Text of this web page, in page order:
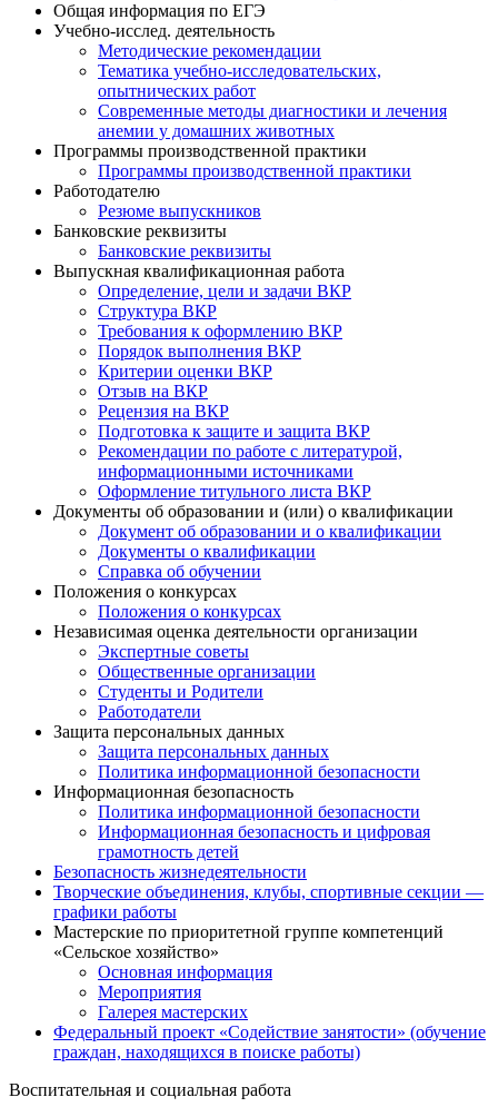
Общая информация по ЕГЭ
Учебно-исслед. деятельность
Методические рекомендации
Тематика учебно-исследовательских,
опытнических работ
Современные методы диагностики и лечения
анемии у домашних животных
Программы производственной практики
Программы производственной практики
Работодателю
Резюме выпускников
Банковские реквизиты
Банковские реквизиты
Выпускная квалификационная работа
Определение, цели и задачи ВКР
Структура ВКР
Требования к оформлению ВКР
Порядок выполнения ВКР
Критерии оценки ВКР
Отзыв на ВКР
Рецензия на ВКР
Подготовка к защите и защита ВКР
Рекомендации по работе с литературой,
информационными источниками
Оформление титульного листа ВКР
Документы об образовании и (или) о квалификации
Документ об образовании и о квалификации
Документы о квалификации
Справка об обучении
Положения о конкурсах
Положения о конкурсах
Независимая оценка деятельности организации
Экспертные советы
Общественные организации
Студенты и Родители
Работодатели
Защита персональных данных
Защита персональных данных
Политика информационной безопасности
Информационная безопасность
Политика информационной безопасности
Информационная безопасность и цифровая
грамотность детей
Безопасность жизнедеятельности
Творческие объединения, клубы, спортивные секции —
графики работы
Мастерские по приоритетной группе компетенций
«Сельское хозяйство»
Основная информация
Мероприятия
Галерея мастерских
Федеральный проект «Содействие занятости» (обучение
граждан, находящихся в поиске работы)
Воспитательная и социальная работа